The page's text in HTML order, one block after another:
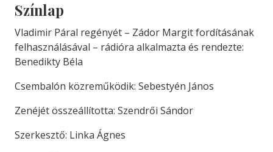
Színlap
Vladimir Páral regényét – Zádor Margit fordításának
felhasználásával – rádióra alkalmazta és rendezte:
Benedikty Béla
Csembalón közreműködik: Sebestyén János
Zenéjét összeállította: Szendrői Sándor
Szerkesztő: Linka Ágnes